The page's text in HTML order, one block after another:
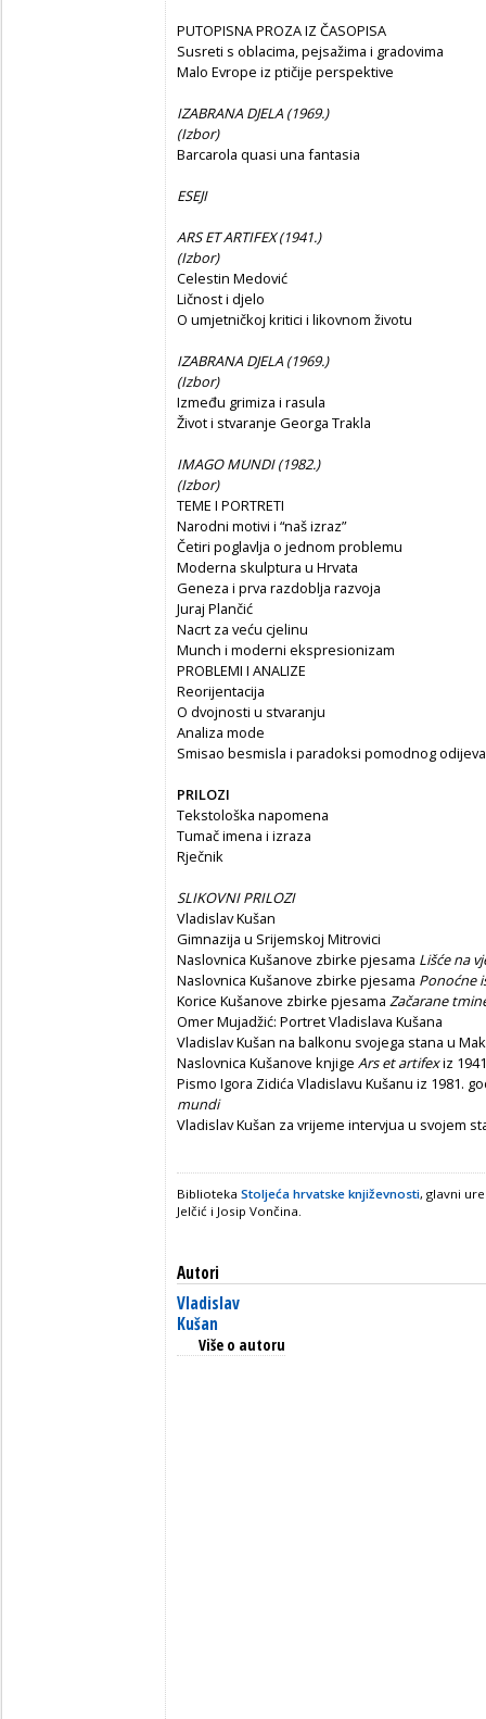
PUTOPISNA PROZA IZ ČASOPISA
Susreti s oblacima, pejsažima i gradovima
Malo Evrope iz ptičije perspektive
IZABRANA DJELA (1969.)
(Izbor)
Barcarola quasi una fantasia
ESEJI
ARS ET ARTIFEX (1941.)
(Izbor)
Celestin Medović
Ličnost i djelo
O umjetničkoj kritici i likovnom životu
IZABRANA DJELA (1969.)
(Izbor)
Između grimiza i rasula
Život i stvaranje Georga Trakla
IMAGO MUNDI (1982.)
(Izbor)
TEME I PORTRETI
Narodni motivi i “naš izraz”
Četiri poglavlja o jednom problemu
Moderna skulptura u Hrvata
Geneza i prva razdoblja razvoja
Juraj Plančić
Nacrt za veću cjelinu
Munch i moderni ekspresionizam
PROBLEMI I ANALIZE
Reorijentacija
O dvojnosti u stvaranju
Analiza mode
Smisao besmisla i paradoksi pomodnog
PRILOZI
Tekstološka napomena
Tumač imena i izraza
Rječnik
SLIKOVNI PRILOZI
Vladislav Kušan
Gimnazija u Srijemskoj Mitrovici
Naslovnica Kušanove zbirke pjesama Lišće na
Naslovnica Kušanove zbirke pjesama Ponoćne
Korice Kušanove zbirke pjesama Začarane
Omer Mujadžić: Portret Vladislava Kušana
Vladislav Kušan na balkonu svojega stana u
Naslovnica Kušanove knjige Ars et artifexiz
Pismo Igora Zidića Vladislavu Kušanu iz 1981.
mundi
Vladislav Kušan za vrijeme intervjua u svojem
Biblioteka Stoljeća hrvatske književnosti, glavni
Jelčić i Josip Vončina.
Autori
Vladislav
Kušan
Više o autoru